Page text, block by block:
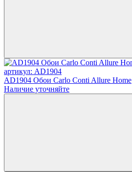
артикул: AD1904
AD1904 Обои Carlo Conti Allure Home
Наличие уточняйте